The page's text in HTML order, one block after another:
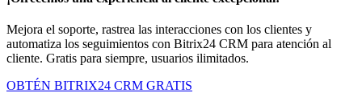
Mejora el soporte, rastrea las interacciones con los clientes y
automatiza los seguimientos con Bitrix24 CRM para atención al
cliente. Gratis para siempre, usuarios ilimitados.
OBTÉN BITRIX24 CRM GRATIS